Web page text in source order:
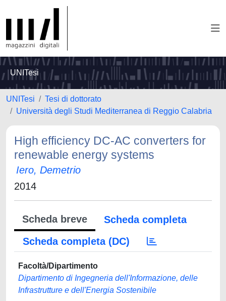
UNITesi
UNITesi
Tesi di dottorato
Università degli Studi Mediterranea di Reggio Calabria
High efficiency DC-AC converters for
renewable energy systems
Iero, Demetrio
2014
Scheda breve
Scheda completa
Scheda completa (DC)
Facoltà/Dipartimento
Dipartimento di Ingegneria dell'Informazione, delle
Infrastrutture e dell'Energia Sostenibile